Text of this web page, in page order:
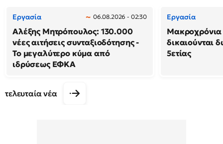
Εργασία 06.08.2026 - 02:30
Αλέξης Μητρόπουλος: 130.000
νέες αιτήσεις συνταξιοδότησης -
Το μεγαλύτερο κύμα από
ιδρύσεως ΕΦΚΑ
Εργασία
Μακροχρόνια
δικαιούνται
5ετίας
τελευταία νέα